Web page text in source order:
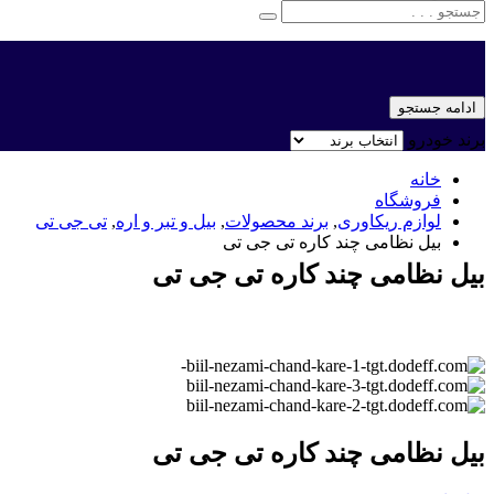
ادامه جستجو
برند خودرو
خانه
فروشگاه
لوازم ریکاوری, برند محصولات, بیل و تبر و اره, تی جی تی
بیل نظامی چند کاره تی جی تی
بیل نظامی چند کاره تی جی تی
بیل نظامی چند کاره تی جی تی